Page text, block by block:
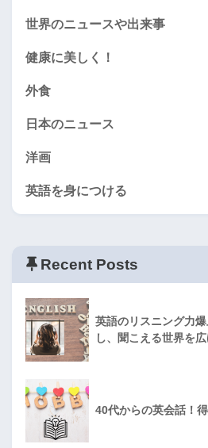
世界のニュースや出来事
健康に美しく！
外食
日本のニュース
洋画
英語を身につける
Recent Posts
英語のリスニング力
し、聞こえる世界を広
40代からの英会話！